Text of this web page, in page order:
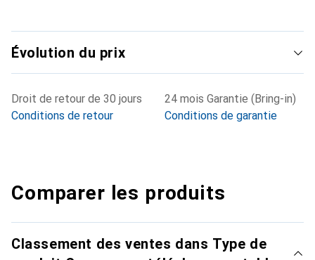
Évolution du prix
Droit de retour de 30 jours
Conditions de retour
24 mois Garantie (Bring-in)
Conditions de garantie
Comparer les produits
Classement des ventes dans Type de